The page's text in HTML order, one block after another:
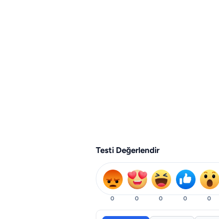
Testi Değerlendir
0 0 0 0 0